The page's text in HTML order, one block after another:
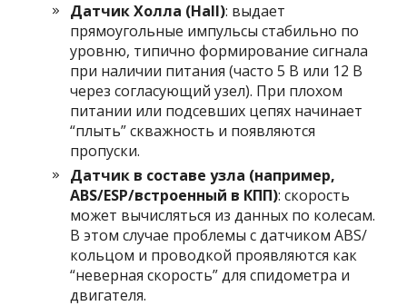
Датчик Холла (Hall): выдает
прямоугольные импульсы стабильно по
уровню, типично формирование сигнала
при наличии питания (часто 5 В или 12 В
через согласующий узел). При плохом
питании или подсевших цепях начинает
“плыть” скважность и появляются
пропуски.
Датчик в составе узла (например,
ABS/ESP/встроенный в КПП): скорость
может вычисляться из данных по колесам.
В этом случае проблемы с датчиком ABS/
кольцом и проводкой проявляются как
“неверная скорость” для спидометра и
двигателя.